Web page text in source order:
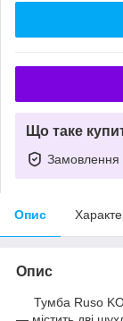
Що таке
Замовлення
Опис
Опис
Тумба Ruso